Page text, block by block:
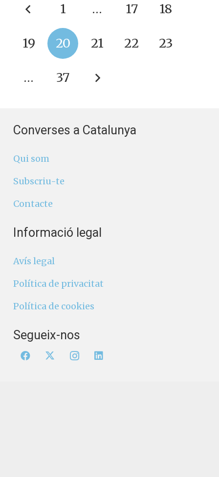
1 … 17 18
19 20 21 22 23
… 37
Converses a Catalunya
Qui som
Subscriu-te
Contacte
Informació legal
Avís legal
Política de privacitat
Política de cookies
Segueix-nos